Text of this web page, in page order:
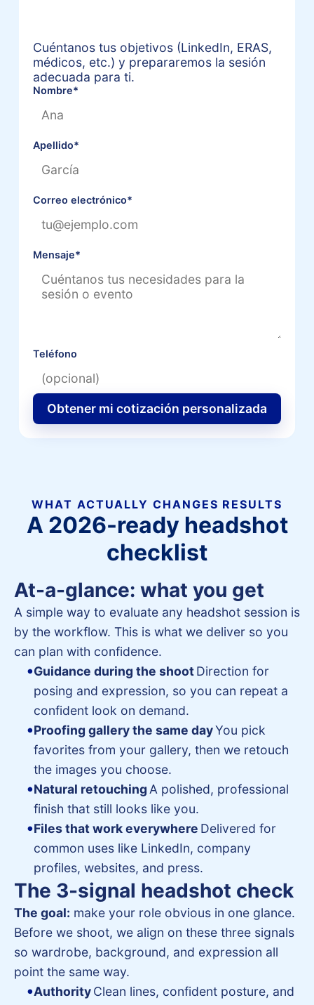
Cuéntanos tus objetivos (LinkedIn, ERAS,
médicos, etc.) y prepararemos la sesión
adecuada para ti.
Nombre*
Apellido*
Correo electrónico*
Mensaje*
Teléfono
Obtener mi cotización personalizada
WHAT ACTUALLY CHANGES RESULTS
A 2026-ready headshot
checklist
At-a-glance: what you get
A simple way to evaluate any headshot session is
by the workflow. This is what we deliver so you
can plan with confidence.
Guidance during the shoot Direction for
posing and expression, so you can repeat a
confident look on demand.
Proofing gallery the same dayYou pick
favorites from your gallery, then we retouch
the images you choose.
Natural retouchingA polished, professional
finish that still looks like you.
Files that work everywhere Delivered for
common uses like LinkedIn, company
profiles, websites, and press.
The 3-signal headshot check
The goal: make your role obvious in one glance.
Before we shoot, we align on these three signals
so wardrobe, background, and expression all
point the same way.
Authority Clean lines, confident posture, and